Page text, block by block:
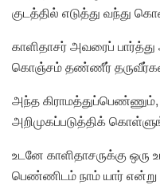
குடத்தில் எடுத்து வந்து
காளிதாசர் அவரைப்
கொஞ்சம் தண்ணீர்
அந்த
அறிமுகப்படுத்திக்
உடனே காளிதாசருக்கு
பெண்ணிடம் நாம் யார்